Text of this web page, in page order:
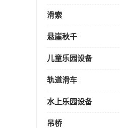
滑索
悬崖秋千
儿童乐园设备
轨道滑车
水上乐园设备
吊桥